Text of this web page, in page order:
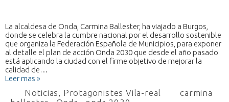
La alcaldesa de Onda, Carmina Ballester, ha viajado a Burgos,
donde se celebra la cumbre nacional por el desarrollo sostenible
que organiza la Federación Española de Municipios, para exponer
al detalle el plan de acción Onda 2030 que desde el año pasado
está aplicando la ciudad con el firme objetivo de mejorar la
calidad de…
Leer mas »
Noticias, Protagonistes Vila-real
carmina